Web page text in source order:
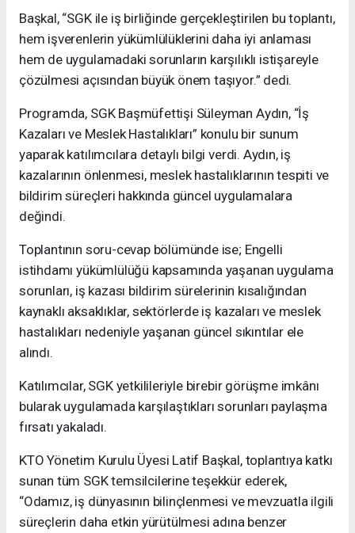
Başkal, “SGK ile iş birliğinde gerçekleştirilen bu toplantı,
hem işverenlerin yükümlülüklerini daha iyi anlaması
hem de uygulamadaki sorunların karşılıklı istişareyle
çözülmesi açısından büyük önem taşıyor.” dedi.
Programda, SGK Başmüfettişi Süleyman Aydın, “İş
Kazaları ve Meslek Hastalıkları” konulu bir sunum
yaparak katılımcılara detaylı bilgi verdi. Aydın, iş
kazalarının önlenmesi, meslek hastalıklarının tespiti ve
bildirim süreçleri hakkında güncel uygulamalara
değindi.
Toplantının soru-cevap bölümünde ise; Engelli
istihdamı yükümlülüğü kapsamında yaşanan uygulama
sorunları, iş kazası bildirim sürelerinin kısalığından
kaynaklı aksaklıklar, sektörlerde iş kazaları ve meslek
hastalıkları nedeniyle yaşanan güncel sıkıntılar ele
alındı.
Katılımcılar, SGK yetkilileriyle birebir görüşme imkânı
bularak uygulamada karşılaştıkları sorunları paylaşma
fırsatı yakaladı.
KTO Yönetim Kurulu Üyesi Latif Başkal, toplantıya katkı
sunan tüm SGK temsilcilerine teşekkür ederek,
“Odamız, iş dünyasının bilinçlenmesi ve mevzuatla ilgili
süreçlerin daha etkin yürütülmesi adına benzer